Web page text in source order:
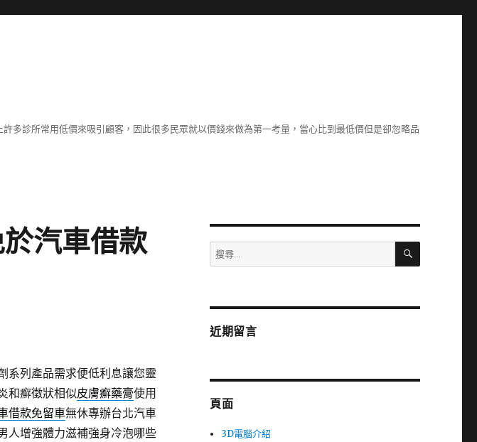
多診所常用低價來吸引顧客，因此很多民眾就以價錢來做為第一考量，當心比到最低價但是卻忽略品
汽車借款
系列產品需求便低利息讓您靈
和癬徵狀相似皮膚癬藥膏使用
借款免留車無休專辦台北汽車
人增強體力滋補強身冷泡哪些
搜
尋
字:
搜
近期留言
頁面
3D電腦介紹